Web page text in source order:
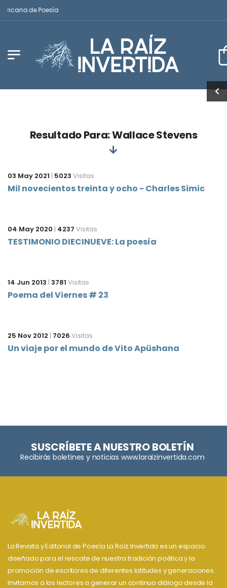
de Poesía
Resultado Para: Wallace Stevens
03 May 2021 | 5023 Visitas
Mil novecientos treinta y ocho - Charles Simic
04 May 2020 | 4237 Visitas
TESTIMONIO DIECINUEVE: La poesía
14 Jun 2013 | 3781 Visitas
Poema del Viernes # 23
25 Nov 2012 | 7026 Visitas
Un viaje por el mundo de Vito Apüshana
SUSCRÍBETE A NUESTRO BOLETÍN
Recibirás boletines y noticias www.laraizinvertida.com
La Revista y Editorial de Poesía La Raíz Invertida es un espacio
diseñado para el rescate de nuestra tradición poética y la
promoción de escritores de diferentes latitudes y generaciones.
Invitamos a los lectores a generar un continuo diálogo desde la